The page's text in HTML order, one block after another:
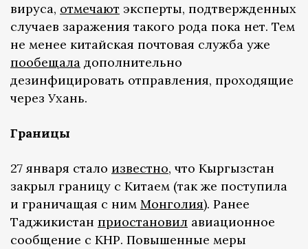
вируса, отмечают эксперты, подтвержденных
случаев заражения такого рода пока нет. Тем
не менее китайская почтовая служба уже
пообещала дополнительно
дезинфицировать отправления, проходящие
через Ухань.
Границы
27 января стало известно, что Кыргызстан
закрыл границу с Китаем (так же поступила
и граничащая с ним Монголия). Ранее
Таджикистан приостановил авиационное
сообщение с КНР. Повышенные меры